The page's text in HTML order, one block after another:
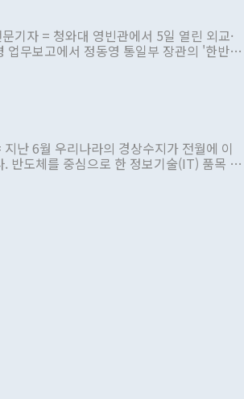
기자 = 청와대 영빈관에서 5일 열린 외교·
업무보고에서 정동영 통일부 장관의 '한반도
지 않은 사안을 정책으로 추진하겠다고 공
구상'이라는 비판을 내놨다. 그동안 정 장
를 빚은 적은 여러 번 있지만 대통령과 유
적 입장을 표명한 것은 이례적이다. 정 장
을 제어해야 한다는 목소리도 높아지고 있
에서 흘러간 선(先)비핵화만 되뇌는 것은
기 위해 최선을 다할 것"이라고 말했다. 하
난 6월 우리나라의 경상수지가 전월에 이
반도체를 중심으로 한 정보기술(IT) 품목 수
러를 넘어섰다. 상품수입은 644억8000만
기기(SSD)는 282.7% 증가했다. IT 품목
품목도 ▲석유제품(47.5%) ▲화공품